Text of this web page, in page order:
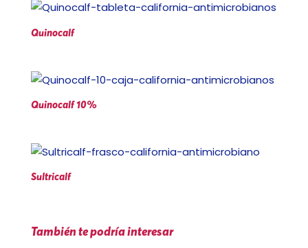
Quinocalf
Quinocalf 10%
Sultricalf
También te podría interesar